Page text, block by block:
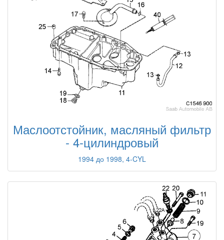
Маслоотстойник, масляный фильтр
- 4-цилиндровый
1994 до 1998, 4-CYL